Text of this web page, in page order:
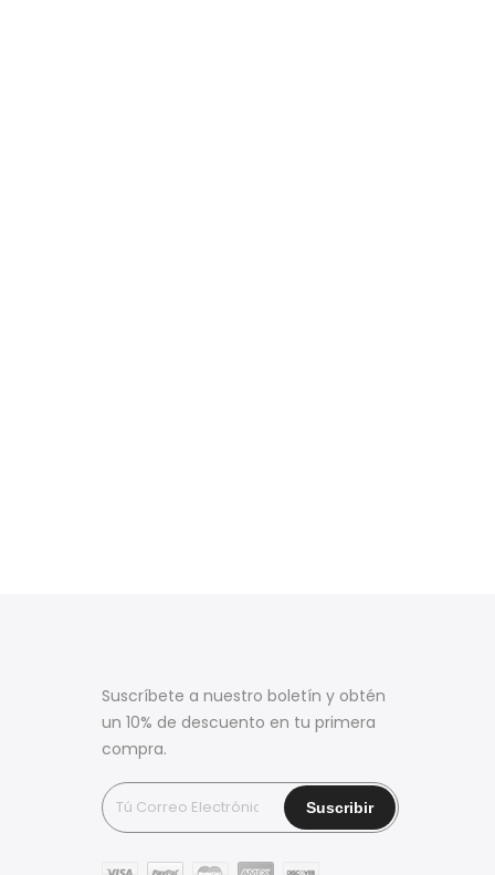
Suscríbete a nuestro boletín y obtén
un 10% de descuento en tu primera
compra.